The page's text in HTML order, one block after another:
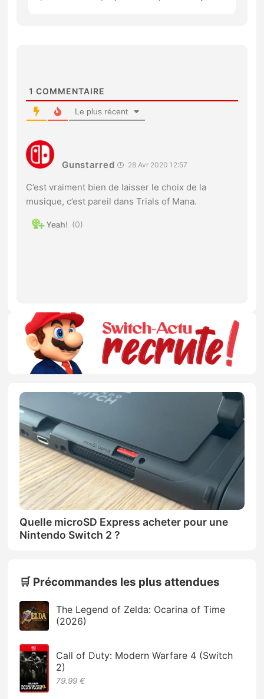
1 COMMENTAIRE
Le plus récent
Gunstarred 28 Avr 2020 12:57
C’est vraiment bien de laisser le choix de la
musique, c’est pareil dans Trials of Mana.
0
Quelle microSD Express acheter pour une
Nintendo Switch 2 ?
🛒 Précommandes les plus attendues
The Legend of Zelda: Ocarina of Time
(2026)
Call of Duty: Modern Warfare 4 (Switch
2)
79.99 €